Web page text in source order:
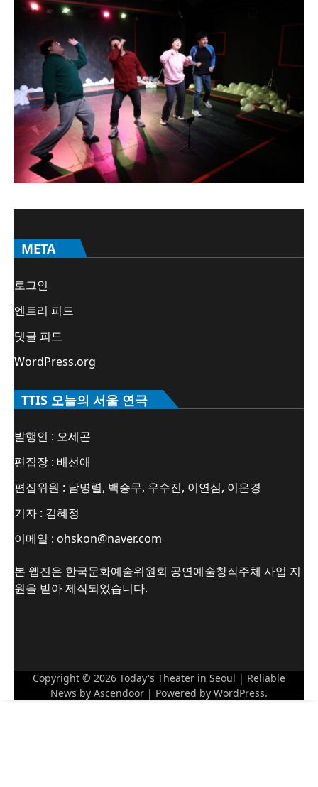
META
로그인
엔트리 피드
댓글 피드
WordPress.org
TTIS 오늘의 서울 연극
발행인 : 오세곤
편집장 : 배선애
편집위원 : 남명렬, 백승무, 우수진, 이연심, 이은경
기자 : 김혜정
이메일 : ohskon@naver.com
본 웹진은 한국문화예술위원회 공연예술창작주체 사업 지
원을 받아 제작되었습니다.
Copyright © 2026 Today's Theater in Seoul | Reliable
News by Ascendoor | Powered by WordPress.